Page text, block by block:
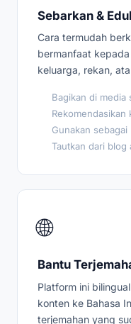
Sebarkan &
Cara termudah
bermanfaat
keluarga, rekan,
Bagikan di media
Rekomendasikan
Gunakan
Tautkan dari blog
🌐
Bantu
Platform ini
konten ke Bahasa
terjemahan yang